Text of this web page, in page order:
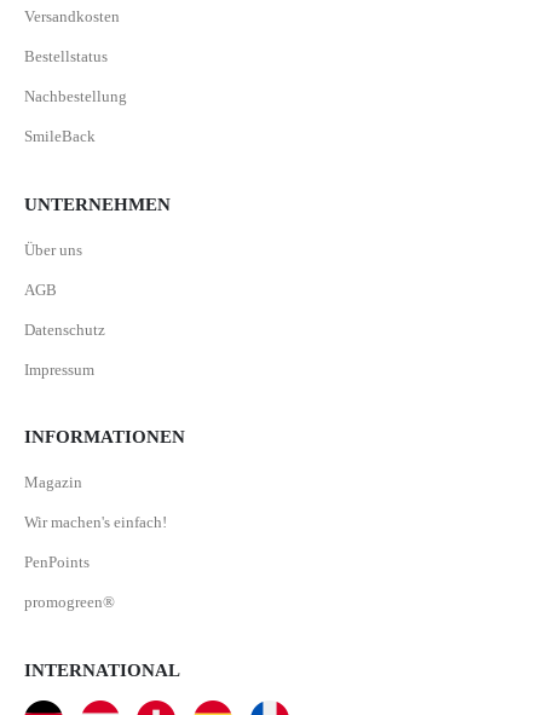
Versandkosten
Bestellstatus
Nachbestellung
SmileBack
UNTERNEHMEN
Über uns
AGB
Datenschutz
Impressum
INFORMATIONEN
Magazin
Wir machen's einfach!
PenPoints
promogreen®
INTERNATIONAL